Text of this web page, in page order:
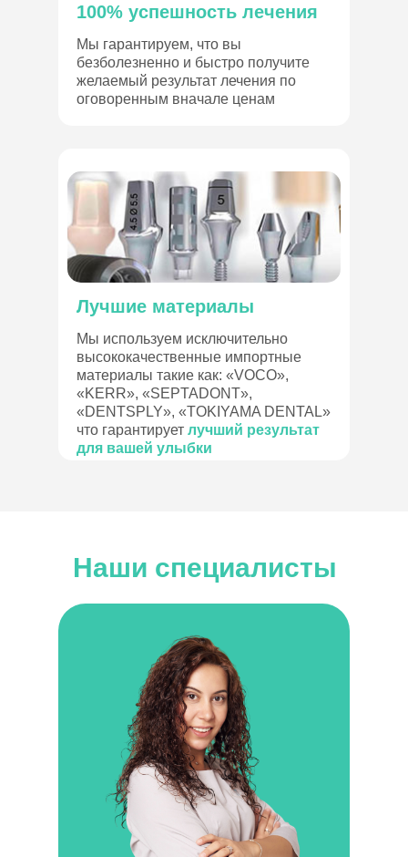
100% успешность лечения
Мы гарантируем, что вы
безболезненно и быстро получите
желаемый результат лечения по
оговоренным вначале ценам
Лучшие материалы
Мы используем исключительно
высококачественные импортные
материалы такие как: «VOCO»,
«KERR», «SEPTADONT»,
«DENTSPLY», «TOKIYAMA DENTAL»
что гарантирует лучший результат
для вашей улыбки
Наши специалисты